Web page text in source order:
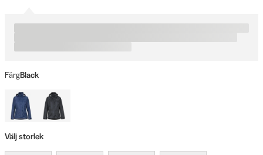
FärgBlack
Välj storlek